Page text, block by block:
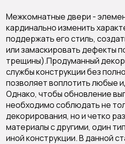
Межкомнатные двери -
кардинально изменить
поддержать его стиль,
или замаскировать дефекты
трещины).Продуманный
службы конструкции без
позволяет воплотить любые
Однако, чтобы обновление
необходимо соблюдать не
декорирования, но и четко
материалы с другими, один
иной конструкции. В данной